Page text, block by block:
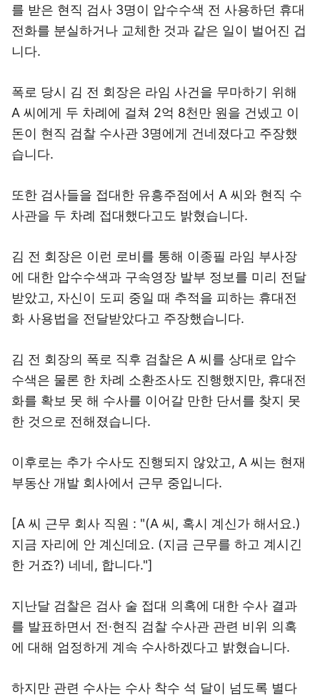
를 받은 현직 검사 3명이 압수수색 전 사용하던 휴대
전화를 분실하거나 교체한 것과 같은 일이 벌어진 겁
니다.
폭로 당시 김 전 회장은 라임 사건을 무마하기 위해
A 씨에게 두 차례에 걸쳐 2억 8천만 원을 건넸고 이
돈이 현직 검찰 수사관 3명에게 건네졌다고 주장했
습니다.
또한 검사들을 접대한 유흥주점에서 A 씨와 현직 수
사관을 두 차례 접대했다고도 밝혔습니다.
김 전 회장은 이런 로비를 통해 이종필 라임 부사장
에 대한 압수수색과 구속영장 발부 정보를 미리 전달
받았고, 자신이 도피 중일 때 추적을 피하는 휴대전
화 사용법을 전달받았다고 주장했습니다.
김 전 회장의 폭로 직후 검찰은 A 씨를 상대로 압수
수색은 물론 한 차례 소환조사도 진행했지만, 휴대전
화를 확보 못 해 수사를 이어갈 만한 단서를 찾지 못
한 것으로 전해졌습니다.
이후로는 추가 수사도 진행되지 않았고, A 씨는 현재
부동산 개발 회사에서 근무 중입니다.
[A 씨 근무 회사 직원 : "(A 씨, 혹시 계신가 해서요.)
지금 자리에 안 계신데요. (지금 근무를 하고 계시긴
한 거죠?) 네네, 합니다."]
지난달 검찰은 검사 술 접대 의혹에 대한 수사 결과
를 발표하면서 전·현직 검찰 수사관 관련 비위 의혹
에 대해 엄정하게 계속 수사하겠다고 밝혔습니다.
하지만 관련 수사는 수사 착수 석 달이 넘도록 별다